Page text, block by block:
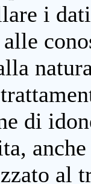
i
di
al